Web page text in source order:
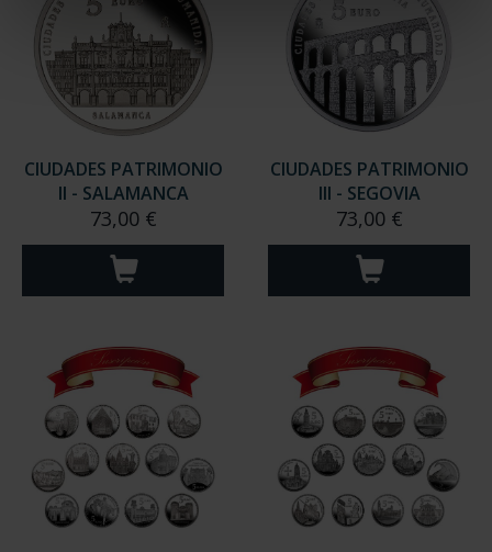
CIUDADES PATRIMONIO
II - SALAMANCA
73,00 €
CIUDADES PATRIMONIO
III - SEGOVIA
73,00 €